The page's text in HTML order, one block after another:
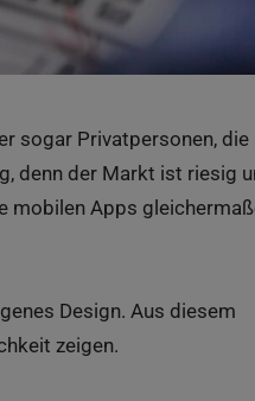
sogar Privatpersonen, die
denn der Markt ist riesig
mobilen Apps
Design. Aus diesem
zeigen.